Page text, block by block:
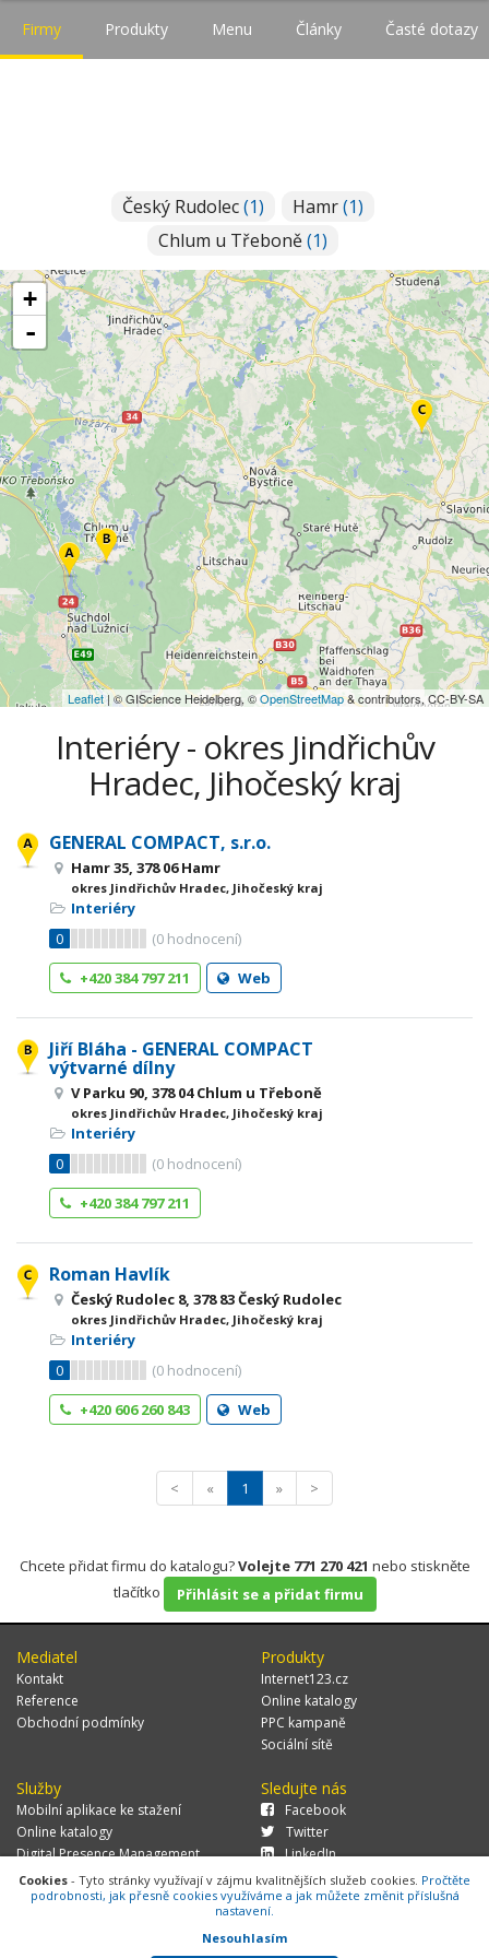
Firmy Produkty Menu Články Časté dotazy
Český Rudolec(1) Hamr(1)
Chlum u Třeboně(1)
+
-
Leaflet| © GIScience Heidelberg, ©OpenStreetMap& contributors, CC-BY-SA
Interiéry - okres Jindřichův
Hradec, Jihočeský kraj
GENERAL COMPACT, s.r.o.
Hamr 35, 378 06 Hamr
okres Jindřichův Hradec, Jihočeský kraj
Interiéry
0
(0 hodnocení)
+420 384 797 211
Web
Jiří Bláha - GENERAL COMPACT
výtvarné dílny
V Parku 90, 378 04 Chlum u Třeboně
okres Jindřichův Hradec, Jihočeský kraj
Interiéry
0
(0 hodnocení)
+420 384 797 211
Roman Havlík
Český Rudolec 8, 378 83 Český Rudolec
okres Jindřichův Hradec, Jihočeský kraj
Interiéry
0
(0 hodnocení)
+420 606 260 843
Web
< « 1 » >
Chcete přidat firmu do katalogu?Volejte 771 270 421 nebo stiskněte
tlačítko
Přihlásit se a přidat firmu
Mediatel
Kontakt
Reference
Obchodní podmínky
Produkty
Internet123.cz
Online katalogy
PPC kampaně
Sociální sítě
Služby
Mobilní aplikace ke stažení
Online katalogy
Digital Presence Management
Více zákazníků
Sledujte nás
Facebook
Twitter
LinkedIn
© 2026 MEDIATEL CZ, s.r.o.,Za Potokem 46/4, 106 00 Praha 10, tel.:
Cookies - Tyto stránky využívají v zájmu kvalitnějších služeb cookies. Pročtěte
podrobnosti, jak přesně cookies využíváme a jak můžete změnit příslušná
nastavení.
Nesouhlasím